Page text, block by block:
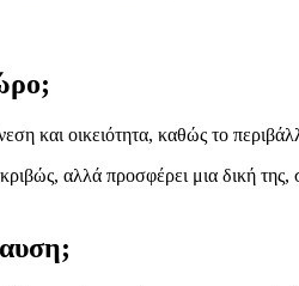
και οικειότητα, καθώς το
αλλά προσφέρει μια δική